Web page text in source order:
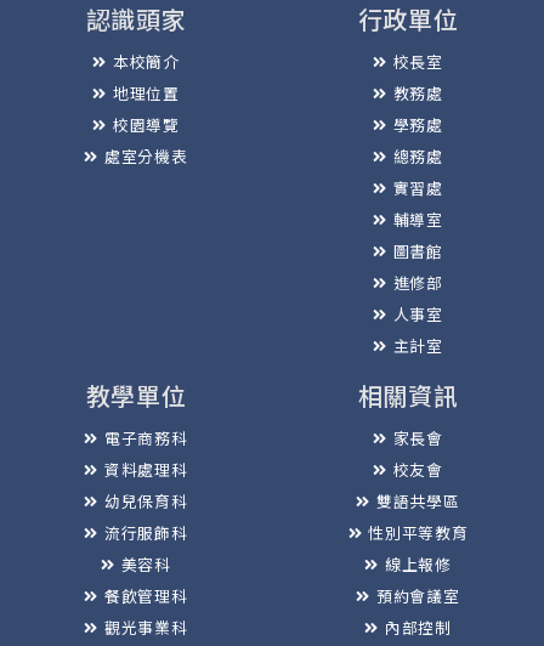
認識頭家
本校簡介
地理位置
校園導覽
處室分機表
行政單位
校長室
教務處
學務處
總務處
實習處
輔導室
圖書館
進修部
人事室
主計室
教學單位
電子商務科
資料處理科
幼兒保育科
流行服飾科
美容科
餐飲管理科
觀光事業科
相關資訊
家長會
校友會
雙語共學區
性別平等教育
線上報修
預約會議室
內部控制